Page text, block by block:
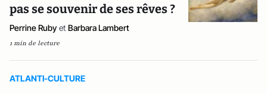
pas se souvenir de ses rêves ?
Perrine Ruby et Barbara Lambert
1 min de lecture
ATLANTI-CULTURE